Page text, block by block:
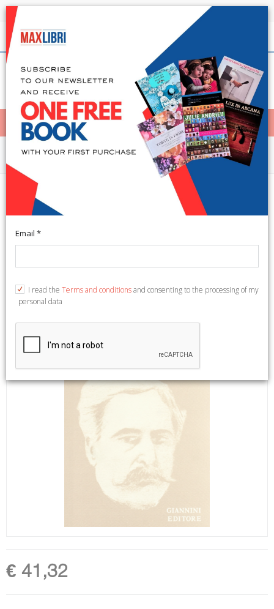
Shipping in 24h for all available books
English
< Home
MENÙ
Fiction and literature
De Sanctis e il realismo. Raccolta
di saggi di autori italiani e stranieri
(Filologia).
€ 41,32
Email *
I read the Terms and conditionsand consenting to the processing of my
personal data